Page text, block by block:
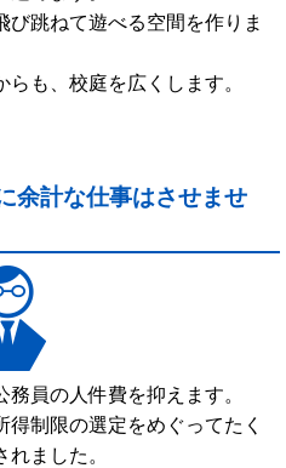
跳ねて遊べる空間を作りま
も、校庭を広くします。
余計な仕事はさせませ
員の人件費を抑えます。
得制限の選定をめぐってたく
ました。